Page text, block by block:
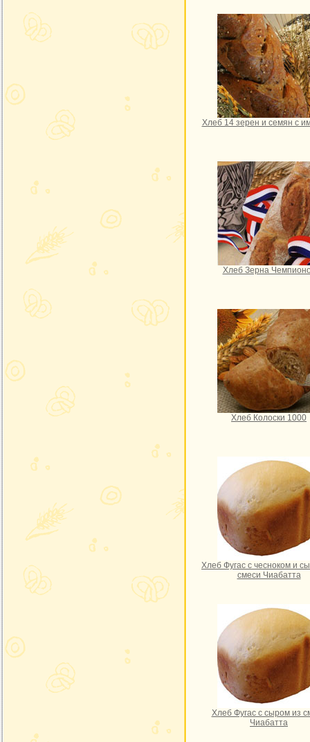
Хлеб 14 зерен и семян с
Хлеб Зерна
Хлеб Колоски 1000
Хлеб Фугас с чесноком и
смеси Чиабатта
Хлеб Фугас с сыром из
Чиабатта